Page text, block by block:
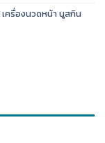
เครื่องนวดหน้า นูสกิน